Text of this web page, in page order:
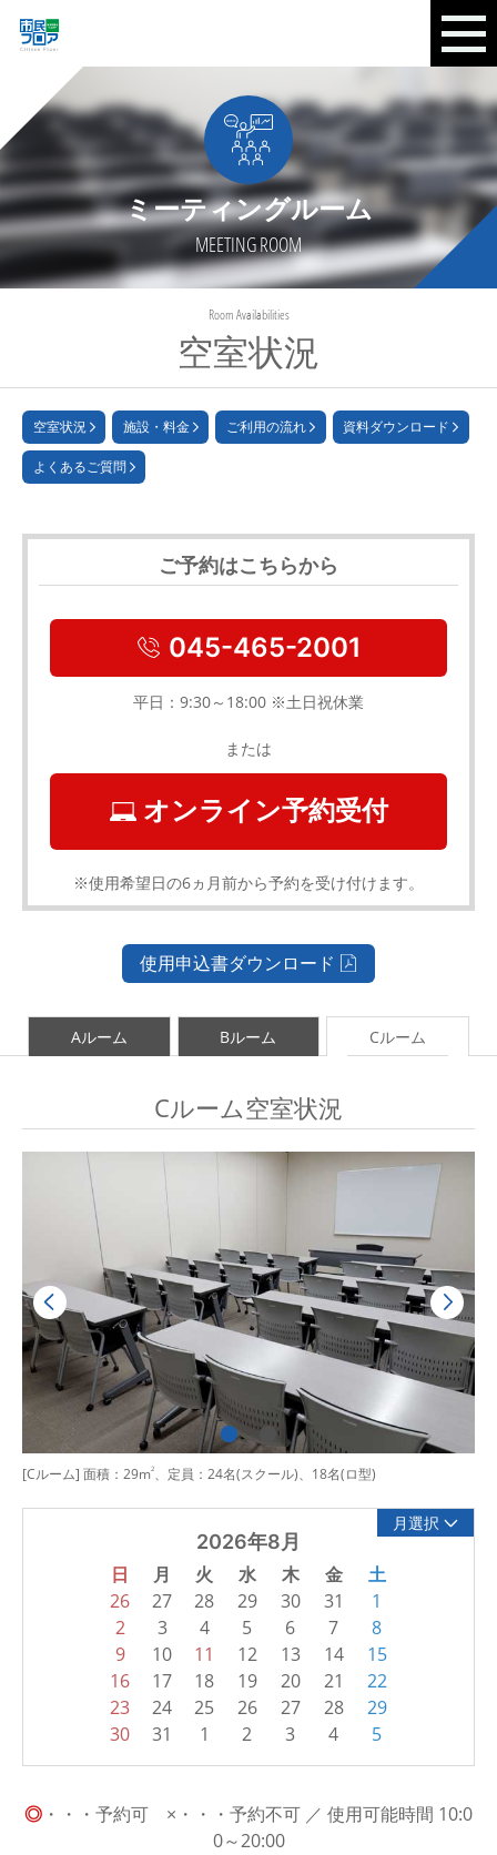
ミーティングルーム
MEETING ROOM
空室状況
Room Availabilities
空室状況 施設・料金 ご利用の流れ 資料ダウンロード
よくあるご質問
ご予約はこちらから
045-465-2001
平日：9:30～18:00 ※土日祝休業
または
オンライン予約受付
※使用希望日の6ヵ月前から予約を受け付けます。
使用申込書ダウンロード
Aルーム Bルーム Cルーム
Cルーム空室状況
[Cルーム] 面積：29m2、定員：24名(スクール)、18名(ロ型)
月選択
2026年8月
日 月 火 水 木 金 土
26 27 28 29 30 31
1
2
3 4 5 6 7
8
9
10 11 12 13 14
15
16
17 18 19 20 21
22
23
24 25 26 27 28
29
30
31 1 2 3 4 5
◎ ・・・予約可 ×・・・予約不可 ／ 使用可能時間 10:0
0～20:00